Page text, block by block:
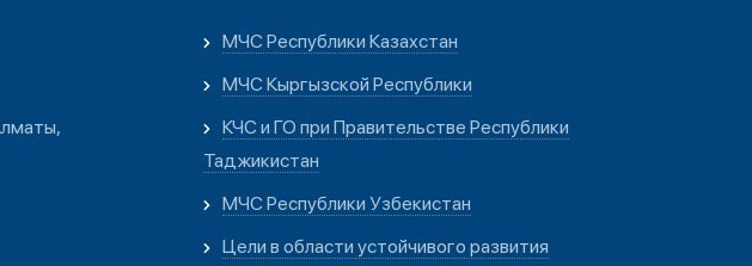
МЧС Республики Казахстан
МЧС Кыргызской Республики
КЧС и ГО при Правительстве Республики
Таджикистан
МЧС Республики Узбекистан
Цели в области устойчивого развития